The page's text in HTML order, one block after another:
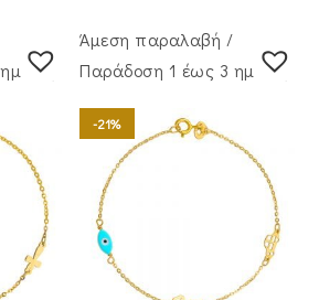
Άμεση παραλαβή /
Παράδoση 1 έως 3 ημέρες
-21%